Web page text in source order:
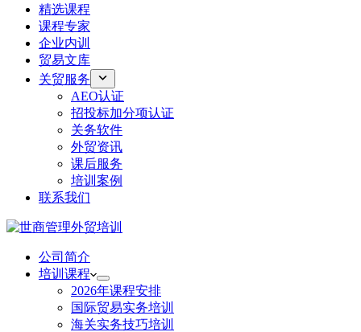
精选课程
课程专家
企业内训
贸易文库
关贸服务
AEO认证
招投标加分项认证
关务软件
外贸资讯
课后服务
培训案例
联系我们
公司简介
培训课程
2026年课程安排
国际贸易实务培训
海关实务技巧培训